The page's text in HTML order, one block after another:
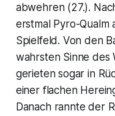
abwehren (27.).
erstmal Pyro-
Spielfeld. Von den
wahrsten Sinne des
gerieten sogar in
einer flachen
Danach rannte der